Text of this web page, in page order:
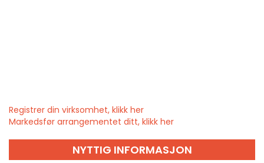
Registrer din virksomhet, klikk her
Markedsfør arrangementet ditt, klikk her
NYTTIG INFORMASJON